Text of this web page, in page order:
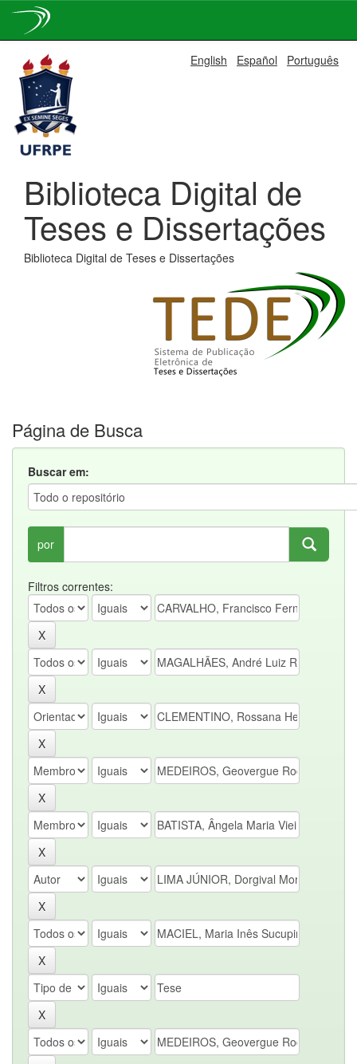
navigation
English Español Português
Biblioteca Digital de
Teses e Dissertações
Biblioteca Digital de Teses e Dissertações
Página de Busca
Buscar em:
por
Filtros correntes: